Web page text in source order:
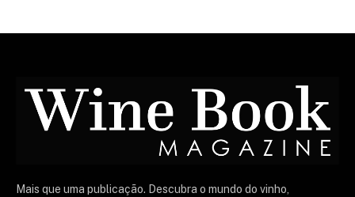
Mais que uma publicação. Descubra o mundo do vinho,